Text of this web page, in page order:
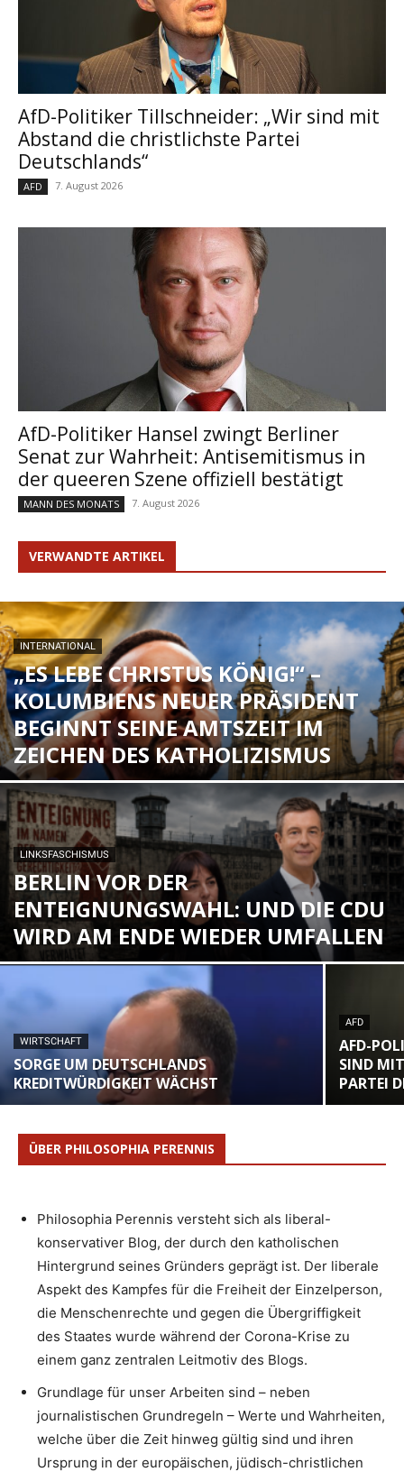
AfD-Politiker Tillschneider: „Wir sind mit
Abstand die christlichste Partei
Deutschlands“
AFD 7. August 2026
AfD-Politiker Hansel zwingt Berliner
Senat zur Wahrheit: Antisemitismus in
der queeren Szene offiziell bestätigt
MANN DES MONATS 7. August 2026
VERWANDTE ARTIKEL
INTERNATIONAL
„ES LEBE CHRISTUS KÖNIG!“ –
KOLUMBIENS NEUER PRÄSIDENT
BEGINNT SEINE AMTSZEIT IM
ZEICHEN DES KATHOLIZISMUS
LINKSFASCHISMUS
BERLIN VOR DER
ENTEIGNUNGSWAHL: UND DIE CDU
WIRD AM ENDE WIEDER UMFALLEN
WIRTSCHAFT
SORGE UM DEUTSCHLANDS
KREDITWÜRDIGKEIT WÄCHST
AFD
AFD-
SIND
PARTEI
ÜBER PHILOSOPHIA PERENNIS
Philosophia Perennis versteht sich als liberal-
konservativer Blog, der durch den katholischen
Hintergrund seines Gründers geprägt ist. Der liberale
Aspekt des Kampfes für die Freiheit der Einzelperson,
die Menschenrechte und gegen die Übergriffigkeit
des Staates wurde während der Corona-Krise zu
einem ganz zentralen Leitmotiv des Blogs.
Grundlage für unser Arbeiten sind – neben
journalistischen Grundregeln – Werte und Wahrheiten,
welche über die Zeit hinweg gültig sind und ihren
Ursprung in der europäischen, jüdisch-christlichen